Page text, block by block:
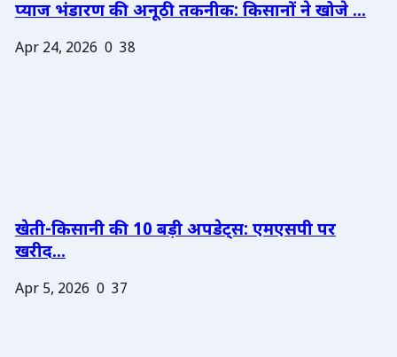
प्याज भंडारण की अनूठी तकनीक: किसानों ने खोजे ...
Apr 24, 2026 0 38
खेती-किसानी की 10 बड़ी अपडेट्स: एमएसपी पर
खरीद...
Apr 5, 2026 0 37